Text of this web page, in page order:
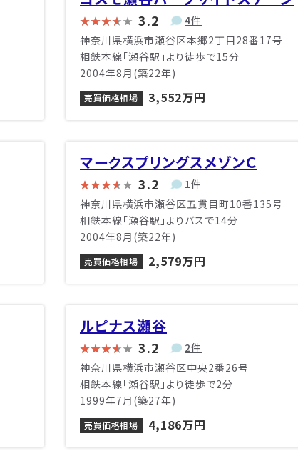
3.2
4件
神奈川県横浜市瀬谷区本郷2丁目28番17号
相鉄本線「瀬谷駅」より徒歩で15分
2004年8月(築22年)
売買価格相場 3,552万円
マークスプリングスメゾンＣ
3.2
1件
神奈川県横浜市瀬谷区五貫目町10番135号
相鉄本線「瀬谷駅」よりバスで14分
2004年8月(築22年)
売買価格相場 2,579万円
ルピナス瀬谷
3.2
2件
神奈川県横浜市瀬谷区中央2番26号
相鉄本線「瀬谷駅」より徒歩で2分
1999年7月(築27年)
売買価格相場 4,186万円